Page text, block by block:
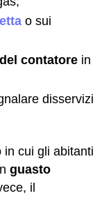
o sui
contatore in
disservizi
in cui gli abitanti
guasto
il